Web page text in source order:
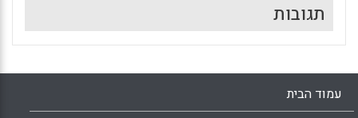
תגובות
עמוד הבית